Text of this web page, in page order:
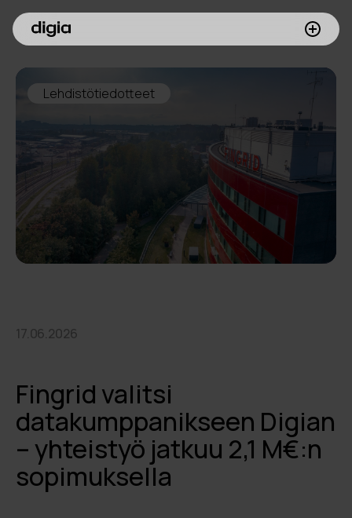
Palvelumme
Asiakkaamme
Inspiroidu
Digia yrityksenä
Sijoittajille
Meille töihin
Lehdistötiedotteet
17.06.2026
Fingrid valitsi
datakumppanikseen Digian
– yhteistyö jatkuu 2,1 M€:n
sopimuksella